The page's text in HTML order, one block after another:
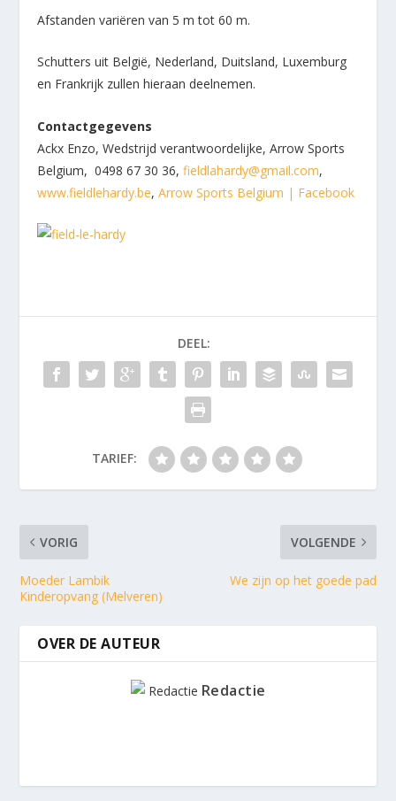
Afstanden variëren van 5 m tot 60 m.
Schutters uit België, Nederland, Duitsland, Luxemburg
en Frankrijk zullen hieraan deelnemen.
Contactgegevens
Ackx Enzo, Wedstrijd verantwoordelijke, Arrow Sports
Belgium, 0498 67 30 36,fieldlahardy@gmail.com,
www.fieldlehardy.be,Arrow Sports Belgium | Facebook
DEEL:
TARIEF:
VORIG
Moeder Lambik
Kinderopvang (Melveren)
VOLGENDE
We zijn op het goede pad
OVER DE AUTEUR
Redactie